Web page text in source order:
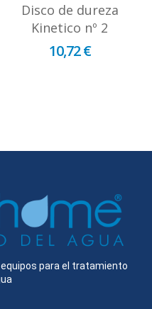
Disco de dureza
Kinetico nº 2
10,72 €
para el tratamiento